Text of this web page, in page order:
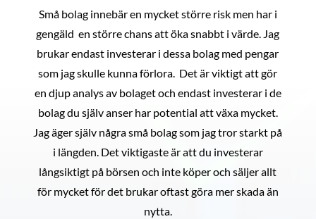
Små bolag innebär en mycket större risk men har i
gengäld en större chans att öka snabbt i värde. Jag
brukar endast investerar i dessa bolag med pengar
som jag skulle kunna förlora. Det är viktigt att gör
en djup analys av bolaget och endast investerar i de
bolag du själv anser har potential att växa mycket.
Jag äger själv några små bolag som jag tror starkt på
i längden. Det viktigaste är att du investerar
långsiktigt på börsen och inte köper och säljer allt
för mycket för det brukar oftast göra mer skada än
nytta.